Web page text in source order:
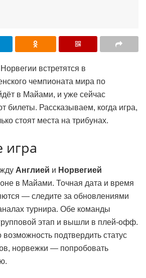
встретятся в
чемпионата мира по
в Майами, и уже сейчас
билеты. Рассказываем, когда игра,
стоят места на трибунах.
игра
Англией и Норвегией
в Майами. Точная дата и время
— следите за обновлениями
турнира. Обе команды
этап и вышли в плей-офф.
возможность подтвердить статус
норвежки — попробовать